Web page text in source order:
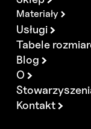
Materiały
Usługi
Tabele
Blog
O
Kontakt